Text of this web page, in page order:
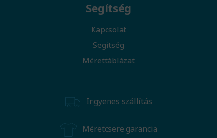
Segítség
Kapcsolat
Segítség
Mérettáblázat
Ingyenes szállítás
Méretcsere garancia